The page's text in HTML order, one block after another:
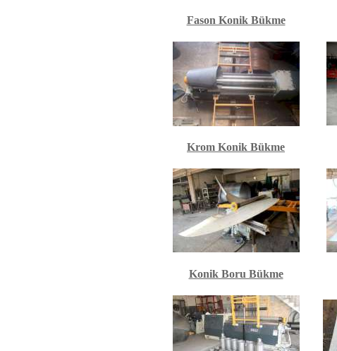
Fason Konik Bükme
Krom Konik Bükme
Konik Boru Bükme